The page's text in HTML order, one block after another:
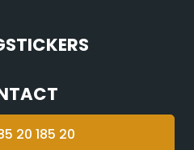
20 185 20